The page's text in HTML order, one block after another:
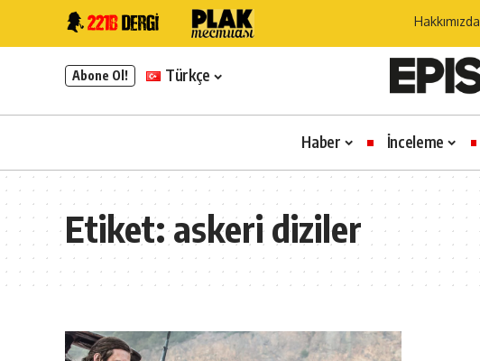
Hakkımızda
Abone Ol! Türkçe
Haber İnceleme
Etiket:askeri diziler